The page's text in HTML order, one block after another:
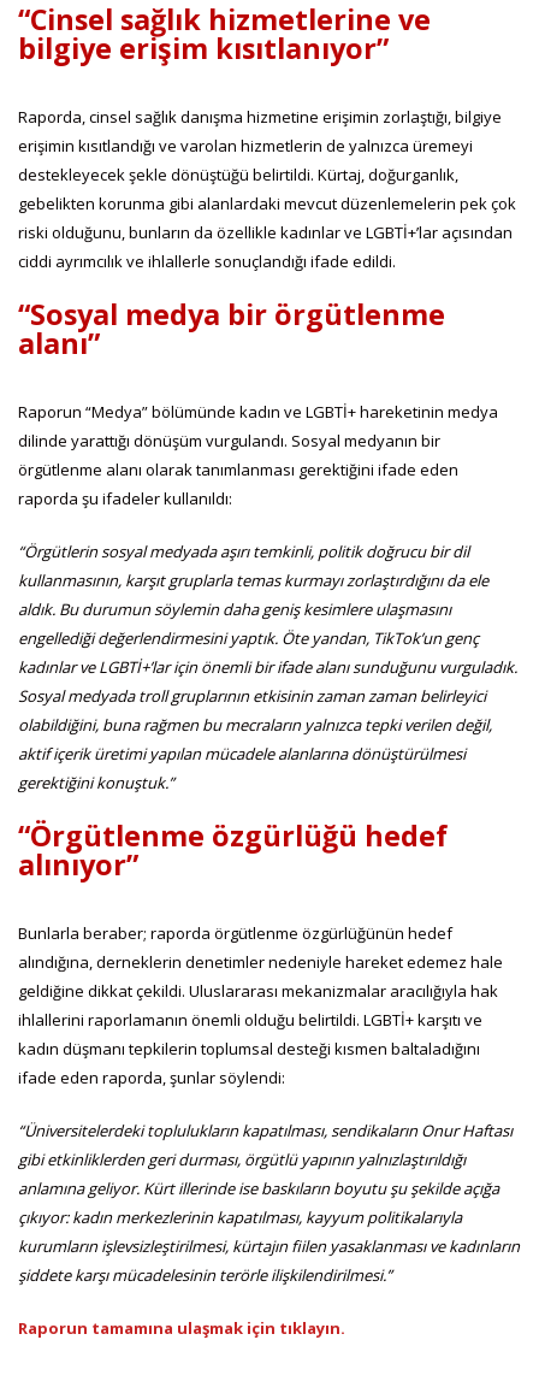
“Cinsel sağlık hizmetlerine ve
bilgiye erişim kısıtlanıyor”
Raporda, cinsel sağlık danışma hizmetine erişimin zorlaştığı, bilgiye
erişimin kısıtlandığı ve varolan hizmetlerin de yalnızca üremeyi
destekleyecek şekle dönüştüğü belirtildi. Kürtaj, doğurganlık,
gebelikten korunma gibi alanlardaki mevcut düzenlemelerin pek çok
riski olduğunu, bunların da özellikle kadınlar ve LGBTİ+’lar açısından
ciddi ayrımcılık ve ihlallerle sonuçlandığı ifade edildi.
“Sosyal medya bir örgütlenme
alanı”
Raporun “Medya” bölümünde kadın ve LGBTİ+ hareketinin medya
dilinde yarattığı dönüşüm vurgulandı. Sosyal medyanın bir
örgütlenme alanı olarak tanımlanması gerektiğini ifade eden
raporda şu ifadeler kullanıldı:
“Örgütlerin sosyal medyada aşırı temkinli, politik doğrucu bir dil
kullanmasının, karşıt gruplarla temas kurmayı zorlaştırdığını da ele
aldık. Bu durumun söylemin daha geniş kesimlere ulaşmasını
engellediği değerlendirmesini yaptık. Öte yandan, TikTok’un genç
kadınlar ve LGBTİ+’lar için önemli bir ifade alanı sunduğunu vurguladık.
Sosyal medyada troll gruplarının etkisinin zaman zaman belirleyici
olabildiğini, buna rağmen bu mecraların yalnızca tepki verilen değil,
aktif içerik üretimi yapılan mücadele alanlarına dönüştürülmesi
gerektiğini konuştuk.”
“Örgütlenme özgürlüğü hedef
alınıyor”
Bunlarla beraber; raporda örgütlenme özgürlüğünün hedef
alındığına, derneklerin denetimler nedeniyle hareket edemez hale
geldiğine dikkat çekildi. Uluslararası mekanizmalar aracılığıyla hak
ihlallerini raporlamanın önemli olduğu belirtildi. LGBTİ+ karşıtı ve
kadın düşmanı tepkilerin toplumsal desteği kısmen baltaladığını
ifade eden raporda, şunlar söylendi:
“Üniversitelerdeki toplulukların kapatılması, sendikaların Onur Haftası
gibi etkinliklerden geri durması, örgütlü yapının yalnızlaştırıldığı
anlamına geliyor. Kürt illerinde ise baskıların boyutu şu şekilde açığa
çıkıyor: kadın merkezlerinin kapatılması, kayyum politikalarıyla
kurumların işlevsizleştirilmesi, kürtajın fiilen yasaklanması ve kadınların
şiddete karşı mücadelesinin terörle ilişkilendirilmesi.”
Raporun tamamına ulaşmak için tıklayın.